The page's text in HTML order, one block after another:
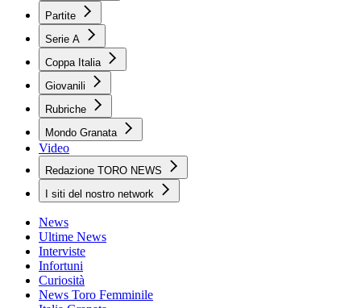
Partite
Serie A
Coppa Italia
Giovanili
Rubriche
Mondo Granata
Video
Redazione TORO NEWS
I siti del nostro network
News
Ultime News
Interviste
Infortuni
Curiosità
News Toro Femminile